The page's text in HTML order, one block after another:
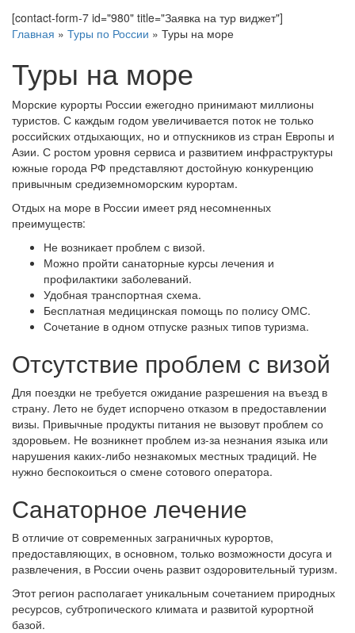
[contact-form-7 id="980" title="Заявка на тур виджет"]
Главная » Туры по России » Туры на море
Туры на море
Морские курорты России ежегодно принимают миллионы
туристов. С каждым годом увеличивается поток не только
российских отдыхающих, но и отпускников из стран Европы и
Азии. С ростом уровня сервиса и развитием инфраструктуры
южные города РФ представляют достойную конкуренцию
привычным средиземноморским курортам.
Отдых на море в России имеет ряд несомненных
преимуществ:
Не возникает проблем с визой.
Можно пройти санаторные курсы лечения и
профилактики заболеваний.
Удобная транспортная схема.
Бесплатная медицинская помощь по полису ОМС.
Сочетание в одном отпуске разных типов туризма.
Отсутствие проблем с визой
Для поездки не требуется ожидание разрешения на въезд в
страну. Лето не будет испорчено отказом в предоставлении
визы. Привычные продукты питания не вызовут проблем со
здоровьем. Не возникнет проблем из-за незнания языка или
нарушения каких-либо незнакомых местных традиций. Не
нужно беспокоиться о смене сотового оператора.
Санаторное лечение
В отличие от современных заграничных курортов,
предоставляющих, в основном, только возможности досуга и
развлечения, в России очень развит оздоровительный туризм.
Этот регион располагает уникальным сочетанием природных
ресурсов, субтропического климата и развитой курортной
базой.